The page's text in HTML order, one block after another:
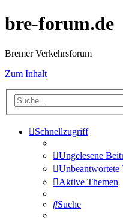
bre-forum.de
Bremer Verkehrsforum
Zum Inhalt
Schnellzugriff
Ungelesene
Unbeantwortete
Aktive Themen
Suche